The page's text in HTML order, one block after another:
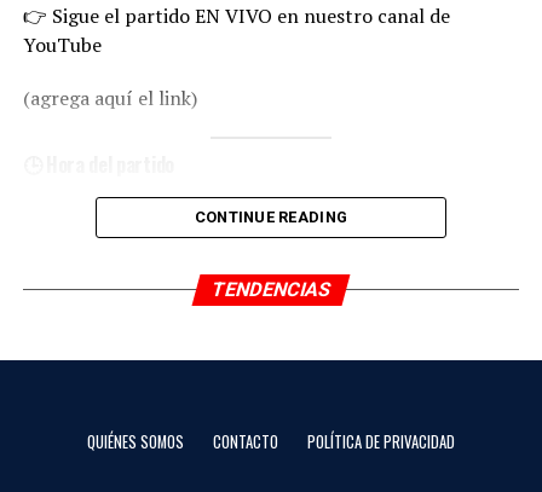
👉 Sigue el partido EN VIVO en nuestro canal de
YouTube
(agrega aquí el link)
🕢 Colombia: 7:30 PM
🕣 Miami: 8:30 PM
🔥 Partido decisivo
opciones de clasificación en el grupo C, mientras que
CONTINUE READING
TENDENCIAS
QUIÉNES SOMOS CONTACTO POLÍTICA DE PRIVACIDAD